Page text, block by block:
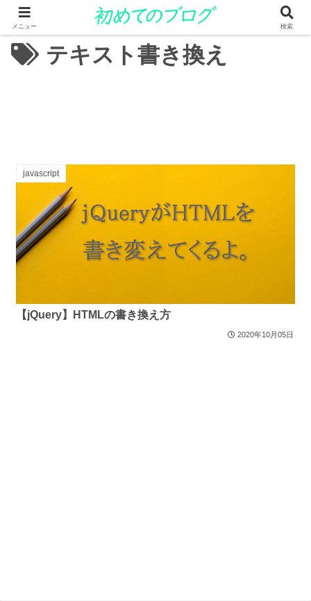
テキスト書き換え
javascript
【jQuery】HTMLの書き換え方
2020年10月05日
メニュー 検索